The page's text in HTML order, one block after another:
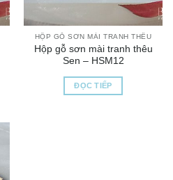
HỘP GỖ SƠN MÀI TRANH THÊU
Hộp gỗ sơn mài tranh thêu
Sen – HSM12
ĐỌC TIẾP